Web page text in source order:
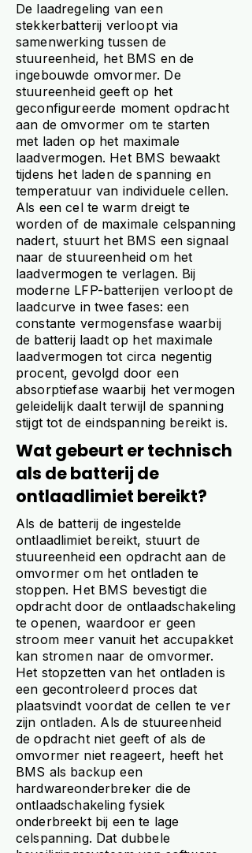
De laadregeling van een
stekkerbatterij verloopt via
samenwerking tussen de
stuureenheid, het BMS en de
ingebouwde omvormer. De
stuureenheid geeft op het
geconfigureerde moment opdracht
aan de omvormer om te starten
met laden op het maximale
laadvermogen. Het BMS bewaakt
tijdens het laden de spanning en
temperatuur van individuele cellen.
Als een cel te warm dreigt te
worden of de maximale celspanning
nadert, stuurt het BMS een signaal
naar de stuureenheid om het
laadvermogen te verlagen. Bij
moderne LFP-batterijen verloopt de
laadcurve in twee fases: een
constante vermogensfase waarbij
de batterij laadt op het maximale
laadvermogen tot circa negentig
procent, gevolgd door een
absorptiefase waarbij het vermogen
geleidelijk daalt terwijl de spanning
stijgt tot de eindspanning bereikt is.
Wat gebeurt er technisch
als de batterij de
ontlaadlimiet bereikt?
Als de batterij de ingestelde
ontlaadlimiet bereikt, stuurt de
stuureenheid een opdracht aan de
omvormer om het ontladen te
stoppen. Het BMS bevestigt die
opdracht door de ontlaadschakeling
te openen, waardoor er geen
stroom meer vanuit het accupakket
kan stromen naar de omvormer.
Het stopzetten van het ontladen is
een gecontroleerd proces dat
plaatsvindt voordat de cellen te ver
zijn ontladen. Als de stuureenheid
de opdracht niet geeft of als de
omvormer niet reageert, heeft het
BMS als backup een
hardwareonderbreker die de
ontlaadschakeling fysiek
onderbreekt bij een te lage
celspanning. Dat dubbele